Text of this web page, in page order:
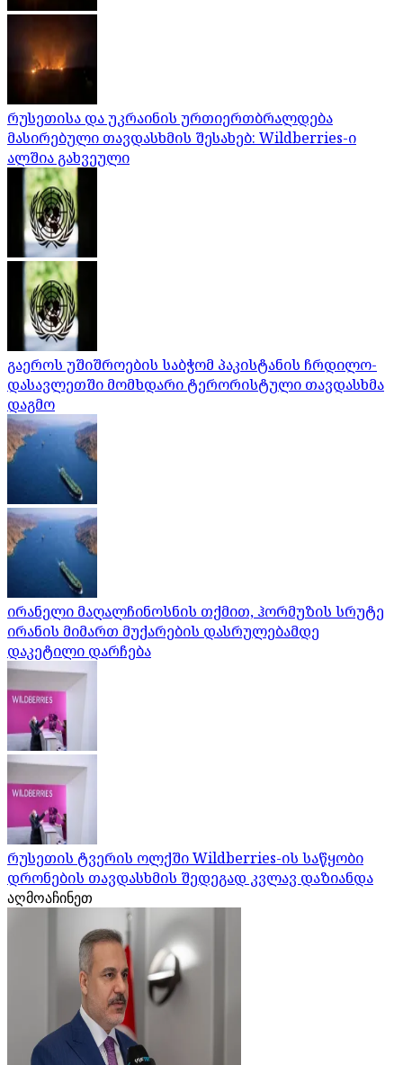
რუსეთისა და უკრაინის ურთიერთბრალდება
მასირებული თავდასხმის შესახებ: Wildberries-ი
ალშია გახვეული
გაეროს უშიშროების საბჭომ პაკისტანის ჩრდილო-
დასავლეთში მომხდარი ტერორისტული თავდასხმა
დაგმო
ირანელი მაღალჩინოსნის თქმით, ჰორმუზის სრუტე
ირანის მიმართ მუქარების დასრულებამდე
დაკეტილი დარჩება
რუსეთის ტვერის ოლქში Wildberries-ის საწყობი
დრონების თავდასხმის შედეგად კვლავ დაზიანდა
აღმოაჩინეთ